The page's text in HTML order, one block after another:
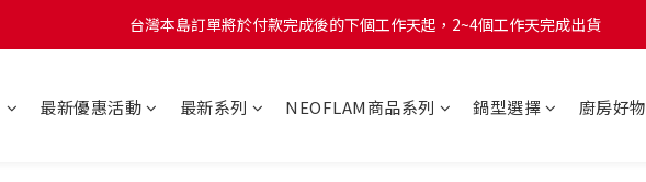
台灣本島訂單將於付款完成後的下個工作天起，2~4個工作天完成出貨
台灣本島訂單將於付款完成後的下個工作天起，2~4個工作天完成出貨
台灣本島訂單將於付款完成後的下個工作天起，2~4個工作天完成出貨
最新優惠活動 最新系列 NEOFLAM商品系列 鍋型選擇 廚房好物